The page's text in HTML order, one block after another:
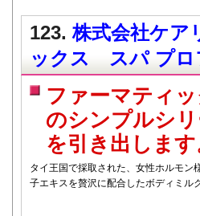
123.株式会社ケア
ックス スパ プ
ファーマティ
のシンプルシ
を引き出します
タイ王国で採取された、女性ホルモン
子エキスを贅沢に配合したボディミル